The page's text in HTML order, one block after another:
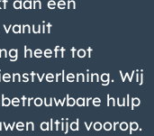
heeft tot
Wij
hulp
altijd voorop.